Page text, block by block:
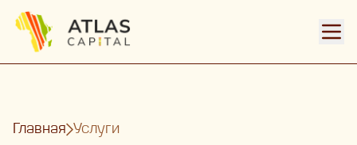
Главная Услуги